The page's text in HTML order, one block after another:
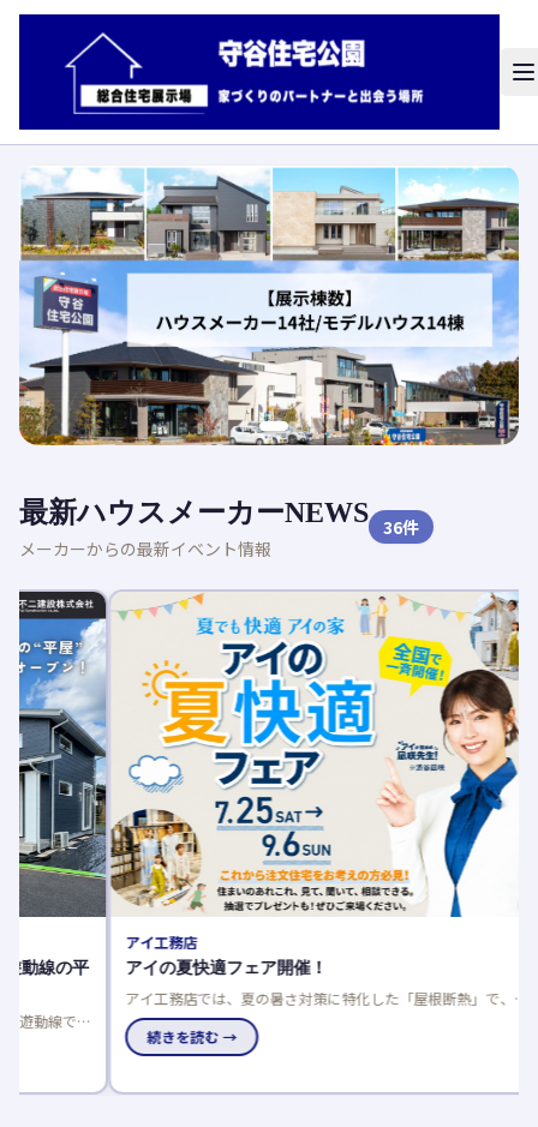
最新ハウスメーカーNEWS
メーカーからの最新イベント情報
36件
アイの夏快適フェア開催！
アイ工務店では、夏の暑さ対策に特化した「屋根断熱」で、数
値だけでは分からない本当の涼しさをモデルハウスで体感でき
るフェアを開催中です。
続きを読む →
AQURA
木育フ
廃材ア
国のア
究にも
続き